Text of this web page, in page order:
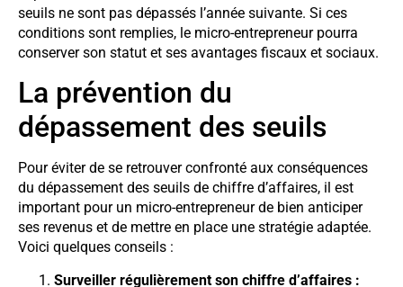
seuils ne sont pas dépassés l’année suivante. Si ces
conditions sont remplies, le micro-entrepreneur pourra
conserver son statut et ses avantages fiscaux et sociaux.
La prévention du
dépassement des seuils
Pour éviter de se retrouver confronté aux conséquences
du dépassement des seuils de chiffre d’affaires, il est
important pour un micro-entrepreneur de bien anticiper
ses revenus et de mettre en place une stratégie adaptée.
Voici quelques conseils :
Surveiller régulièrement son chiffre d’affaires :